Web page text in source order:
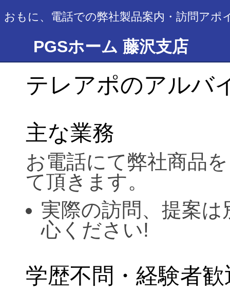
おもに、電話での弊社製品案内・訪問ア
PGSホーム 藤沢支店
テレアポのアルバ
主な業務
お電話にて弊社商品
て頂きます。
実際の訪問、提案
心ください!
学歴不問・経験者